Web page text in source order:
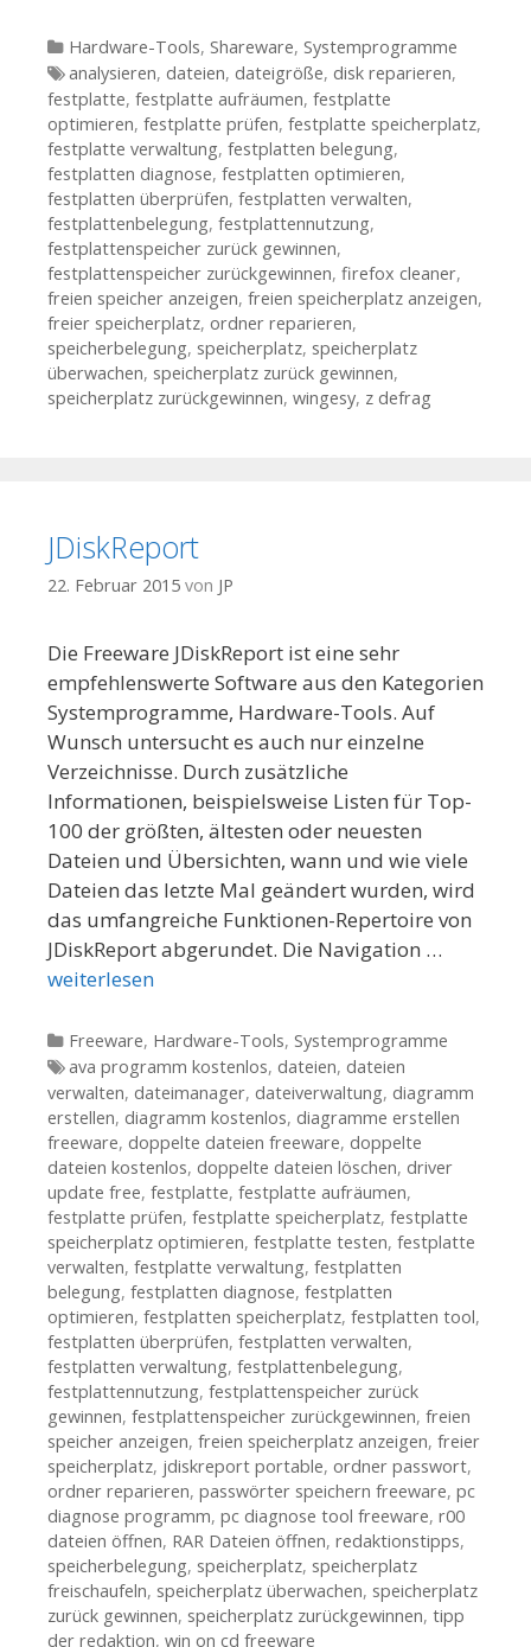
Kategorien
Hardware-Tools, Shareware, Systemprogramme
Tags
analysieren, dateien, dateigröße, disk reparieren,
festplatte, festplatte aufräumen, festplatte
optimieren, festplatte prüfen, festplatte speicherplatz,
festplatte verwaltung, festplatten belegung,
festplatten diagnose, festplatten optimieren,
festplatten überprüfen, festplatten verwalten,
festplattenbelegung, festplattennutzung,
festplattenspeicher zurück gewinnen,
festplattenspeicher zurückgewinnen, firefox cleaner,
freien speicher anzeigen, freien speicherplatz anzeigen,
freier speicherplatz, ordner reparieren,
speicherbelegung, speicherplatz, speicherplatz
überwachen, speicherplatz zurück gewinnen,
speicherplatz zurückgewinnen, wingesy, z defrag
JDiskReport
22. Februar 2015 von JP
Die Freeware JDiskReport ist eine sehr
empfehlenswerte Software aus den Kategorien
Systemprogramme, Hardware-Tools. Auf
Wunsch untersucht es auch nur einzelne
Verzeichnisse. Durch zusätzliche
Informationen, beispielsweise Listen für Top-
100 der größten, ältesten oder neuesten
Dateien und Übersichten, wann und wie viele
Dateien das letzte Mal geändert wurden, wird
das umfangreiche Funktionen-Repertoire von
JDiskReport abgerundet. Die Navigation …
weiterlesen
Kategorien
Freeware, Hardware-Tools, Systemprogramme
Tags
ava programm kostenlos, dateien, dateien
verwalten, dateimanager, dateiverwaltung, diagramm
erstellen, diagramm kostenlos, diagramme erstellen
freeware, doppelte dateien freeware, doppelte
dateien kostenlos, doppelte dateien löschen, driver
update free, festplatte, festplatte aufräumen,
festplatte prüfen, festplatte speicherplatz, festplatte
speicherplatz optimieren, festplatte testen, festplatte
verwalten, festplatte verwaltung, festplatten
belegung, festplatten diagnose, festplatten
optimieren, festplatten speicherplatz, festplatten tool,
festplatten überprüfen, festplatten verwalten,
festplatten verwaltung, festplattenbelegung,
festplattennutzung, festplattenspeicher zurück
gewinnen, festplattenspeicher zurückgewinnen, freien
speicher anzeigen, freien speicherplatz anzeigen, freier
speicherplatz, jdiskreport portable, ordner passwort,
ordner reparieren, passwörter speichern freeware, pc
diagnose programm, pc diagnose tool freeware, r00
dateien öffnen, RAR Dateien öffnen, redaktionstipps,
speicherbelegung, speicherplatz, speicherplatz
freischaufeln, speicherplatz überwachen, speicherplatz
zurück gewinnen, speicherplatz zurückgewinnen, tipp
der redaktion, win on cd freeware